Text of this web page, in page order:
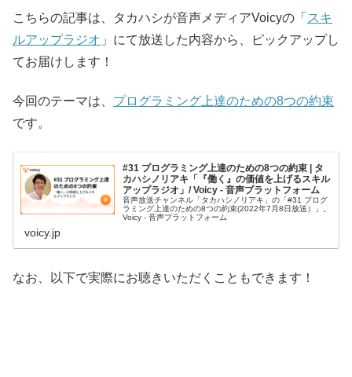
こちらの記事は、タカハシが音声メディアVoicyの「 スキ
ルアップラジオ 」にて放送した内容から、ピックアップし
てお届けします！
今回のテーマは、 プログラミング上達のための8つの約束
です。
#31 プログラミング上達のための8つの約束 | タ
カハシノリアキ「『働く』の価値を上げるスキル
アップラジオ」/ Voicy - 音声プラットフォーム
音声放送チャンネル「タカハシノリアキ」の「#31 プログ
ラミング上達のための8つの約束(2022年7月8日放送）」。
Voicy - 音声プラットフォーム
voicy.jp
なお、以下で実際にお聴きいただくこともできます！